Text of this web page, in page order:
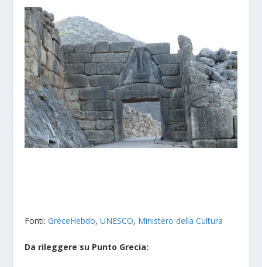
Fonti:GrèceHebdo,UNESCO, Ministero della Cultura
Da rileggere su Punto Grecia: